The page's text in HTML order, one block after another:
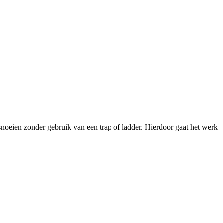
zonder gebruik van een trap of ladder. Hierdoor gaat het werk